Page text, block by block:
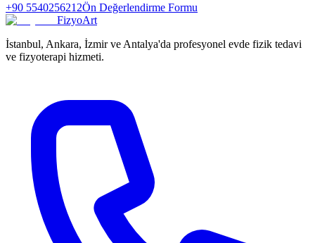
+90 5540256212Ön Değerlendirme Formu
FizyoArt
İstanbul, Ankara, İzmir ve Antalya'da profesyonel evde fizik tedavi
ve fizyoterapi hizmeti.